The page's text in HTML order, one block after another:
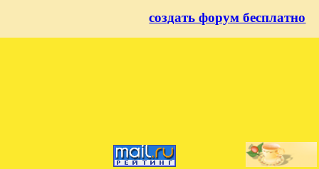
создать форум бесплатно